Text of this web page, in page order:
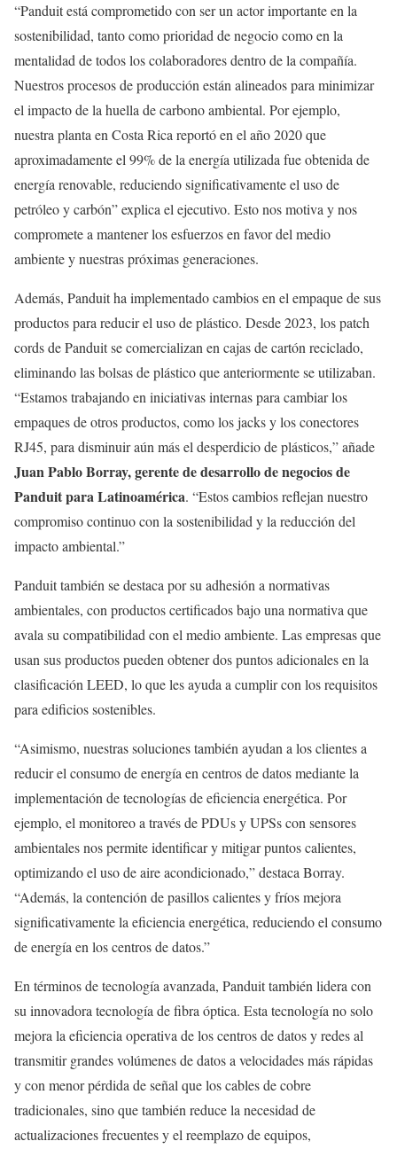
“Panduit está comprometido con ser un actor importante en la
sostenibilidad, tanto como prioridad de negocio como en la
mentalidad de todos los colaboradores dentro de la compañía.
Nuestros procesos de producción están alineados para minimizar
el impacto de la huella de carbono ambiental. Por ejemplo,
nuestra planta en Costa Rica reportó en el año 2020 que
aproximadamente el 99% de la energía utilizada fue obtenida de
energía renovable, reduciendo significativamente el uso de
petróleo y carbón” explica el ejecutivo. Esto nos motiva y nos
compromete a mantener los esfuerzos en favor del medio
ambiente y nuestras próximas generaciones.
Además, Panduit ha implementado cambios en el empaque de sus
productos para reducir el uso de plástico. Desde 2023, los patch
cords de Panduit se comercializan en cajas de cartón reciclado,
eliminando las bolsas de plástico que anteriormente se utilizaban.
“Estamos trabajando en iniciativas internas para cambiar los
empaques de otros productos, como los jacks y los conectores
RJ45, para disminuir aún más el desperdicio de plásticos,” añade
JuanPablo Borray, gerente de desarrollo de negocios de
Panduit para Latinoamérica. “Estos cambios reflejan nuestro
compromiso continuo con la sostenibilidad y la reducción del
impacto ambiental.”
Panduit también se destaca por su adhesión a normativas
ambientales, con productos certificados bajo una normativa que
avala su compatibilidad con el medio ambiente. Las empresas que
usan sus productos pueden obtener dos puntos adicionales en la
clasificación LEED, lo que les ayuda a cumplir con los requisitos
para edificios sostenibles.
“Asimismo, nuestras soluciones también ayudan a los clientes a
reducir el consumo de energía en centros de datos mediante la
implementación de tecnologías de eficiencia energética. Por
ejemplo, el monitoreo a través de PDUs y UPSs con sensores
ambientales nos permite identificar y mitigar puntos calientes,
optimizando el uso de aire acondicionado,” destaca Borray.
“Además, la contención de pasillos calientes y fríos mejora
significativamente la eficiencia energética, reduciendo el consumo
de energía en los centros de datos.”
En términos de tecnología avanzada, Panduit también lidera con
su innovadora tecnología de fibra óptica. Esta tecnología no solo
mejora la eficiencia operativa de los centros de datos y redes al
transmitir grandes volúmenes de datos a velocidades más rápidas
y con menor pérdida de señal que los cables de cobre
tradicionales, sino que también reduce la necesidad de
actualizaciones frecuentes y el reemplazo de equipos,